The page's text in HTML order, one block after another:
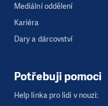
Mediální oddělení
Kariéra
Dary a dárcovství
Potřebuji pomoci
Help linka pro lidi v nouzi: